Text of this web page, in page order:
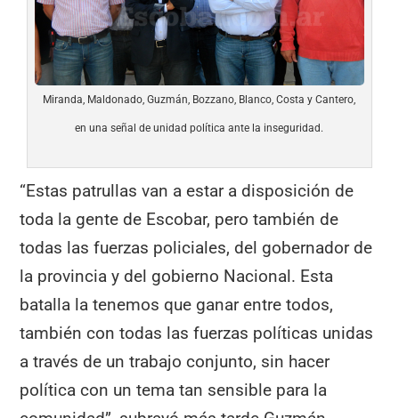
Miranda, Maldonado, Guzmán, Bozzano, Blanco, Costa y Cantero,
en una señal de unidad política ante la inseguridad.
“Estas patrullas van a estar a disposición de
toda la gente de Escobar, pero también de
todas las fuerzas policiales, del gobernador de
la provincia y del gobierno Nacional. Esta
batalla la tenemos que ganar entre todos,
también con todas las fuerzas políticas unidas
a través de un trabajo conjunto, sin hacer
política con un tema tan sensible para la